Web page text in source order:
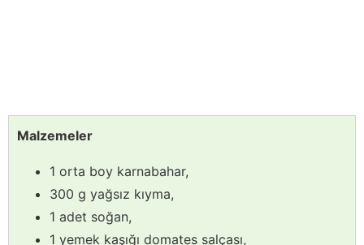
Malzemeler
1 orta boy karnabahar,
300 g yağsız kıyma,
1 adet soğan,
1 yemek kaşığı domates salçası,